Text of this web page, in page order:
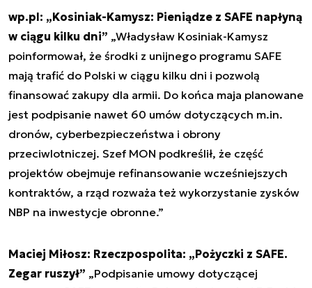
wp.pl: „Kosiniak-Kamysz: Pieniądze z SAFE napłyną
w ciągu kilku dni” „Władysław Kosiniak-Kamysz
poinformował, że środki z unijnego programu SAFE
mają trafić do Polski w ciągu kilku dni i pozwolą
finansować zakupy dla armii. Do końca maja planowane
jest podpisanie nawet 60 umów dotyczących m.in.
dronów, cyberbezpieczeństwa i obrony
przeciwlotniczej. Szef MON podkreślił, że część
projektów obejmuje refinansowanie wcześniejszych
kontraktów, a rząd rozważa też wykorzystanie zysków
NBP na inwestycje obronne.”
Maciej Miłosz: Rzeczpospolita: „Pożyczki z SAFE.
Zegar ruszył” „Podpisanie umowy dotyczącej